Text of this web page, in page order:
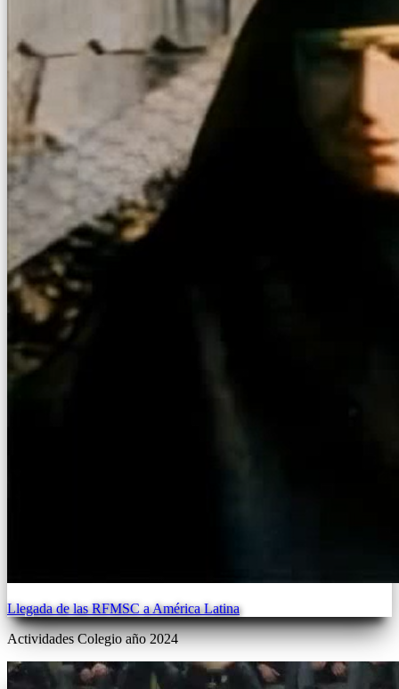
Llegada de las RFMSC a América Latina
Actividades Colegio año 2024